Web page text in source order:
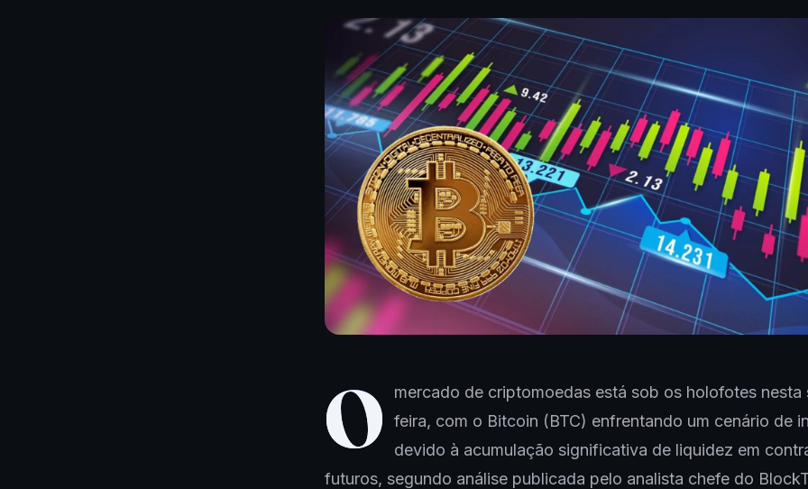
O
mercado de criptomoedas está sob os holofotes nesta
feira, com o Bitcoin (BTC) enfrentando um cenário de
devido à acumulação significativa de liquidez em
futuros, segundo análise publicada pelo analista chefe do